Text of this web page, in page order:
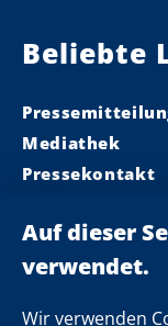
Wir verwenden
Beliebte
Mediathek
Pressekontakt
Landeskabinett
Einsamkeit